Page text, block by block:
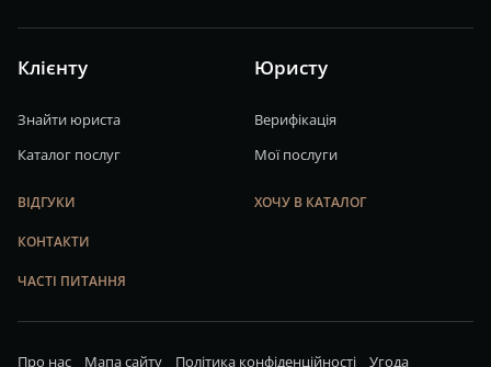
Клієнту
Знайти юриста
Каталог послуг
ВІДГУКИ
КОНТАКТИ
ЧАСТІ ПИТАННЯ
Юристу
Верифікація
Мої послуги
ХОЧУ В КАТАЛОГ
Про нас Мапа сайту Політика конфіденційності Угода